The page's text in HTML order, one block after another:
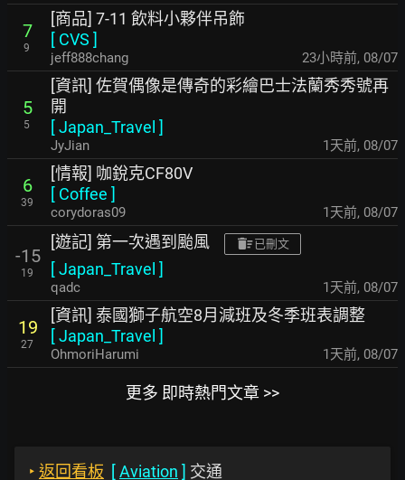
7
9
[商品] 7-11 飲料小夥伴吊飾
[ CVS ]
jeff888chang 23小時前, 08/07
5
5
[資訊] 佐賀偶像是傳奇的彩繪巴士法蘭秀秀號再
開
[Japan_Travel ]
JyJian 1天前, 08/07
6
39
[情報] 咖銳克CF80V
[ Coffee ]
corydoras09 1天前, 08/07
-15
19
[遊記] 第一次遇到颱風 已刪文
[Japan_Travel ]
qadc 1天前, 08/07
19
27
[資訊] 泰國獅子航空8月減班及冬季班表調整
[Japan_Travel ]
OhmoriHarumi 1天前, 08/07
更多 即時熱門文章 >>
‣ 返回看板 [Aviation ] 交通